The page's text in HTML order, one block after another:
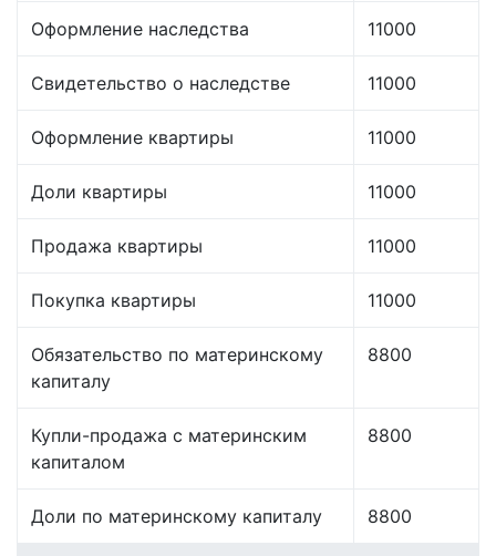
Оформление наследства 11000
Свидетельство о наследстве 11000
Оформление квартиры 11000
Доли квартиры 11000
Продажа квартиры 11000
Покупка квартиры 11000
Обязательство по материнскому
капиталу
8800
Купли-продажа с материнским
капиталом
8800
Доли по материнскому капиталу 8800